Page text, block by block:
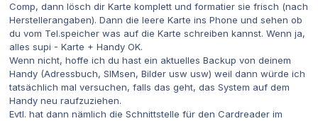
Comp, dann lösch dir Karte komplett und formatier sie frisch (nach
Herstellerangaben). Dann die leere Karte ins Phone und sehen ob
du vom Tel.speicher was auf die Karte schreiben kannst. Wenn ja,
alles supi - Karte + Handy OK.
Wenn nicht, hoffe ich du hast ein aktuelles Backup von deinem
Handy (Adressbuch, SIMsen, Bilder usw usw) weil dann würde ich
tatsächlich mal versuchen, falls das geht, das System auf dem
Handy neu raufzuziehen.
Evtl. hat dann nämlich die Schnittstelle für den Cardreader im